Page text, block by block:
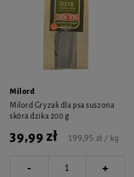
Milord
Milord Gryzak dla psa suszona
skóra dzika 200 g
39,99 zł 199,95 zł / kg
- +